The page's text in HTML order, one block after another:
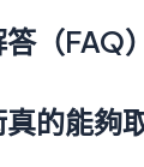
（FAQ）
的能夠